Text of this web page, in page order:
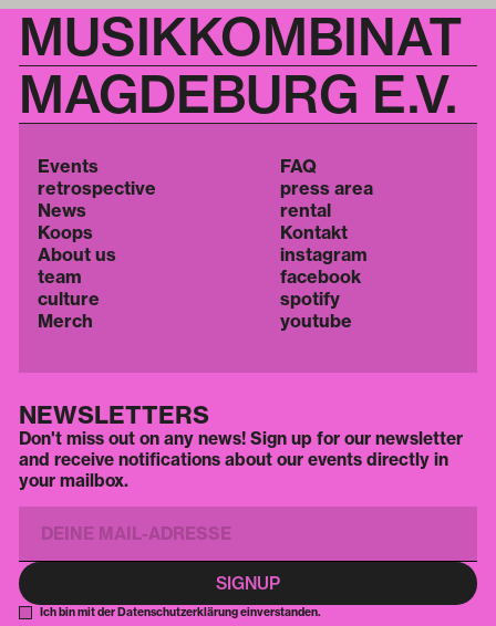
MUSIKKOMBINAT
MAGDEBURG E.V.
Events
retrospective
News
Koops
About us
team
culture
Merch
FAQ
press area
rental
Kontakt
instagram
facebook
spotify
youtube
NEWSLETTERS
Don't miss out on any news! Sign up for our newsletter
and receive notifications about our events directly in
your mailbox.
Ich bin mit der Datenschutzerklärung einverstanden.